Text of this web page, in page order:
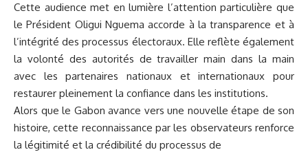
Cette audience met en lumière l’attention particulière que
le Président Oligui Nguema accorde à la transparence et à
l’intégrité des processus électoraux. Elle reflète également
la volonté des autorités de travailler main dans la main
avec les partenaires nationaux et internationaux pour
restaurer pleinement la confiance dans les institutions.
Alors que le Gabon avance vers une nouvelle étape de son
histoire, cette reconnaissance par les observateurs renforce
la légitimité et la crédibilité du processus de